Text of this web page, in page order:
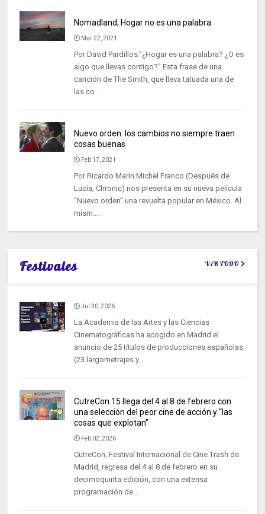
Nomadland; Hogar no es una palabra
Mar 22, 2021
Por David Pardillos."¿Hogar es una palabra? ¿O es
algo que llevas contigo?" Esta frase de una
canción de The Smith, que lleva tatuada una de
las co...
Nuevo orden: los cambios no siempre traen
cosas buenas
Feb 17, 2021
Por Ricardo Marín.Michel Franco (Después de
Lucía, Chronic) nos presenta en su nueva película
“Nuevo orden” una revuelta popular en México. Al
mism...
Festivales VER TODO
Jul 30, 2026
La Academia de las Artes y las Ciencias
Cinematográficas ha acogido en Madrid el
anuncio de 25 títulos de producciones españolas
(23 largometrajes y...
CutreCon 15 llega del 4 al 8 de febrero con
una selección del peor cine de acción y “las
cosas que explotan”
Feb 02, 2026
CutreCon, Festival Internacional de Cine Trash de
Madrid, regresa del 4 al 8 de febrero en su
decimoquinta edición, con una extensa
programación de ...